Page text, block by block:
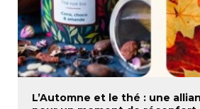
L’Automne et le thé : une